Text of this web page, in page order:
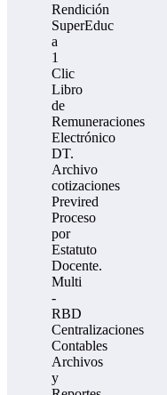
Rendición
SuperEduc
a
1
Clic
Libro
de
Remuneraciones
Electrónico
DT.
Archivo
cotizaciones
Previred
Proceso
por
Estatuto
Docente.
Multi
-
RBD
Centralizaciones
Contables
Archivos
y